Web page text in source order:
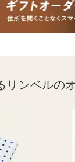
リンベルの